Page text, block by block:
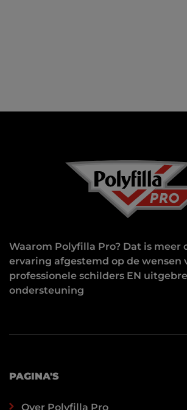
Waarom Polyfilla Pro? Dat is meer
ervaring afgestemd op de wensen
professionele schilders EN
ondersteuning
PAGINA'S
Over Polyfilla Pro